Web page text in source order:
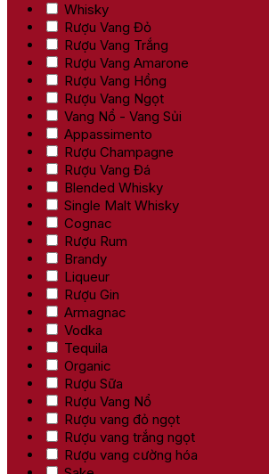
Whisky
Rượu Vang Đỏ
Rượu Vang Trắng
Rượu Vang Amarone
Rượu Vang Hồng
Rượu Vang Ngọt
Vang Nổ - Vang Sủi
Appassimento
Rượu Champagne
Rượu Vang Đá
Blended Whisky
Single Malt Whisky
Cognac
Rượu Rum
Brandy
Liqueur
Rượu Gin
Armagnac
Vodka
Tequila
Organic
Rượu Sữa
Rượu Vang Nổ
Rượu vang đỏ ngọt
Rượu vang trắng ngọt
Rượu vang cường hóa